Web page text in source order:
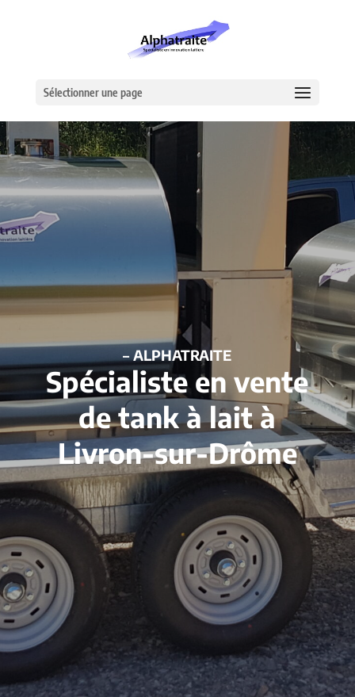
Sélectionner une page
– ALPHATRAITE
Spécialiste en vente
de tank à lait à
Livron-sur-Drôme